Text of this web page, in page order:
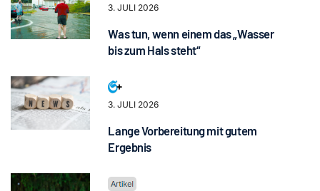
3. JULI 2026
Was tun, wenn einem das „Wasser
bis zum Hals steht“
3. JULI 2026
Lange Vorbereitung mit gutem
Ergebnis